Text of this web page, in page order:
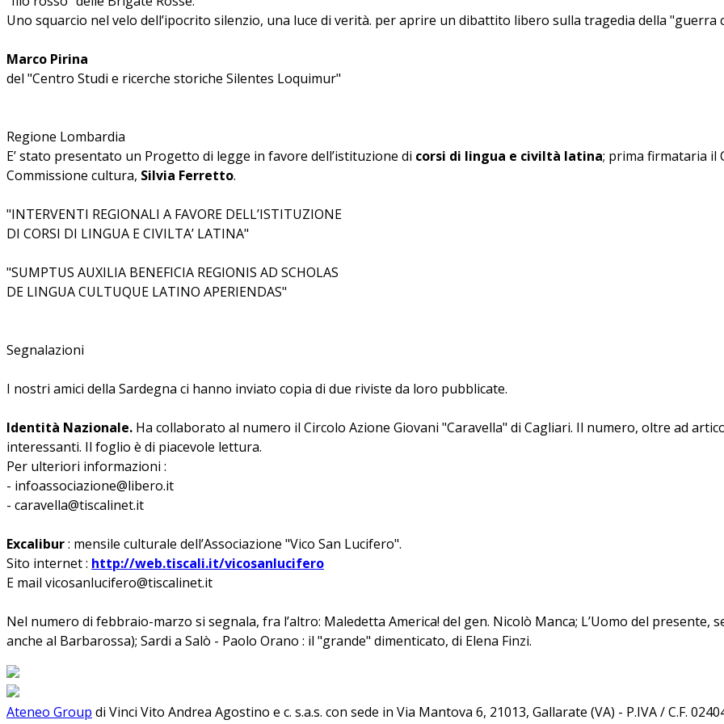
Uno squarcio nel velo dell’ipocrito silenzio, una luce di verità. per aprire un dibattito libero sulla tragedia della "guerra
Marco Pirina
del "Centro Studi e ricerche storiche Silentes Loquimur"
Regione Lombardia
E’ stato presentato un Progetto di legge in favore dell’istituzione di corsi di lingua e civiltà latina; prima firmataria il
Commissione cultura, Silvia Ferretto.
"INTERVENTI REGIONALI A FAVORE DELL’ISTITUZIONE
DI CORSI DI LINGUA E CIVILTA’ LATINA"
"SUMPTUS AUXILIA BENEFICIA REGIONIS AD SCHOLAS
DE LINGUA CULTUQUE LATINO APERIENDAS"
Segnalazioni
I nostri amici della Sardegna ci hanno inviato copia di due riviste da loro pubblicate.
Identità Nazionale. Ha collaborato al numero il Circolo Azione Giovani "Caravella" di Cagliari. Il numero, oltre ad
interessanti. Il foglio è di piacevole lettura.
Per ulteriori informazioni :
- infoassociazione@libero.it
- caravella@tiscalinet.it
Excalibur: mensile culturale dell’Associazione "Vico San Lucifero".
Sito internet : http://web.tiscali.it/vicosanlucifero
E mail vicosanlucifero@tiscalinet.it
Nel numero di febbraio-marzo si segnala, fra l’altro: Maledetta America! del gen. Nicolò Manca; L’Uomo del presente,
anche al Barbarossa); Sardi a Salò - Paolo Orano : il "grande" dimenticato, di Elena Finzi.
Ateneo Group di Vinci Vito Andrea Agostino e c. s.a.s. con sede in Via Mantova 6, 21013, Gallarate (VA) - P.IVA / C.F.